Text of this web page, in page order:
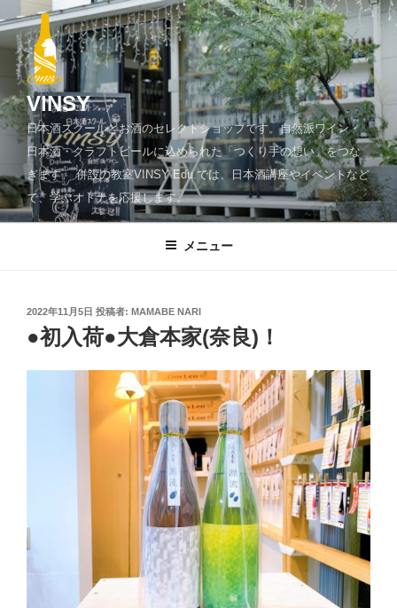
ン
ツ
へ
ッ
プ
VINSY
日本酒スクールとお酒のセレクトショップです。自然派ワイン・
日本酒・クラフトビールに込められた「つくり手の想い」をつな
ぎます。 併設の教室VINSY Edu.では、日本酒講座やイベントなど
で、学ぶオトナを応援します。
メニュー
投
日:
2022年11月5日 投稿者: MAMABE NARI
●初入荷●大倉本家(奈良)！